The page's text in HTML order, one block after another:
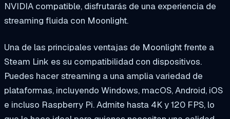
NVIDIA compatible, disfrutarás de una experiencia de
streaming fluida con Moonlight.
Una de las principales ventajas de Moonlight frente a
Steam Link es su compatibilidad con dispositivos.
Puedes hacer streaming a una amplia variedad de
plataformas, incluyendo Windows, macOS, Android, iOS
e incluso Raspberry Pi. Admite hasta 4K y 120 FPS, lo